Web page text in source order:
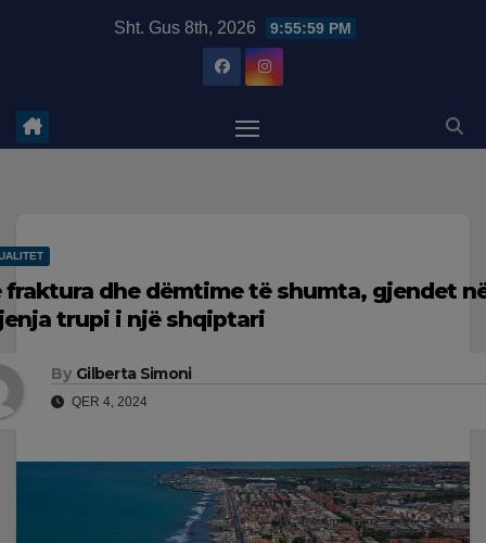
Sht. Gus 8th, 2026 9:56:00 PM
fraktura dhe dëmtime të shumta, gjendet
trupi i një shqiptari
By Gilberta Simoni
QER 4, 2024